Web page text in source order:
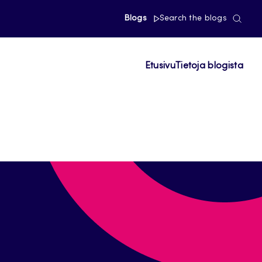
Blogs Search the blogs
EtusivuTietoja blogista